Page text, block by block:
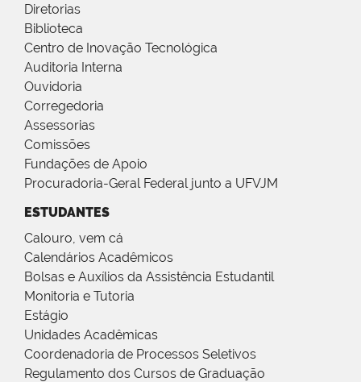
Diretorias
Biblioteca
Centro de Inovação Tecnológica
Auditoria Interna
Ouvidoria
Corregedoria
Assessorias
Comissões
Fundações de Apoio
Procuradoria-Geral Federal junto a UFVJM
ESTUDANTES
Calouro, vem cá
Calendários Acadêmicos
Bolsas e Auxílios da Assistência Estudantil
Monitoria e Tutoria
Estágio
Unidades Acadêmicas
Coordenadoria de Processos Seletivos
Regulamento dos Cursos de Graduação